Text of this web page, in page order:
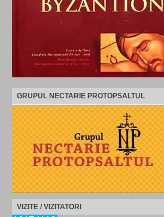
GRUPUL NECTARIE PROTOPSALTUL
VIZITE / VIZITATORI